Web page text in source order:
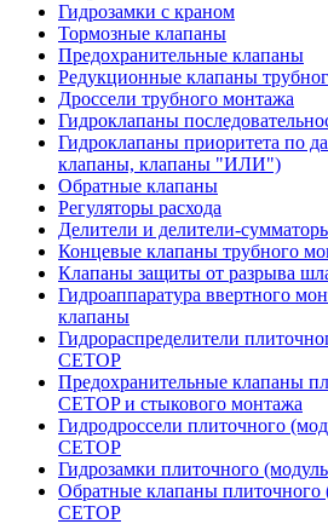
Гидрозамки с краном
Тормозные клапаны
Предохранительные клапаны
Редукционные клапаны
Дроссели трубного монтажа
Гидроклапаны
Гидроклапаны приоритета по
клапаны, клапаны "ИЛИ")
Обратные клапаны
Регуляторы расхода
Делители и делители-
Концевые клапаны трубного
Клапаны защиты от разрыва
Гидроаппаратура ввертного
клапаны
Гидрораспределители
CETOP
Предохранительные клапаны
CETOP и стыкового монтажа
Гидродроссели плиточного
CETOP
Гидрозамки плиточного
Обратные клапаны плиточного
CETOP